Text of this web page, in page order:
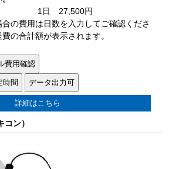
1日 27,500円
の費用は日数を入力してご確認くださ
の合計額が表示されます。
詳細はこちら
ン）